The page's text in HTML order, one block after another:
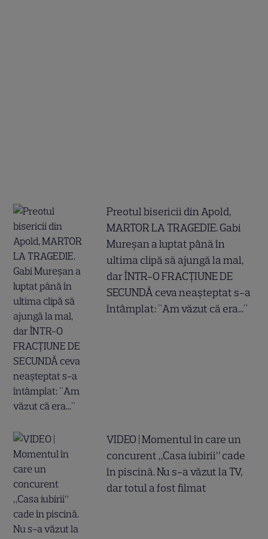
Preotul bisericii din Apold,
MARTOR LA TRAGEDIE. Gabi
Mureșan a luptat până în
ultima clipă să ajungă la mal,
dar ÎNTR-O FRACȚIUNE DE
SECUNDĂ ceva neașteptat s-a
întâmplat: "Am văzut că era..."
VIDEO | Momentul în care un
concurent „Casa iubirii” cade
în piscină. Nu s-a văzut la TV,
dar totul a fost filmat